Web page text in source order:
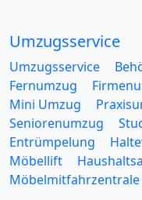
Umzugsservice
Umzugsservice
Fernumzug
Mini Umzug
Seniorenumzug
Entrümpelung
Möbellift
Möbelmitfahrzentrale